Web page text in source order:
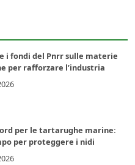
i fondi del Pnrr sulle materie
per rafforzare l’industria
per le tartarughe marine:
per proteggere i nidi